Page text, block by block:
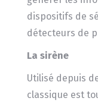
dispositifs de
détecteurs de
La sirène
Utilisé depuis
classique est